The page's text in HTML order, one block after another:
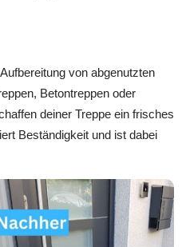
von abgenutzten
Betontreppen oder
deiner Treppe ein frisches
Beständigkeit und ist dabei